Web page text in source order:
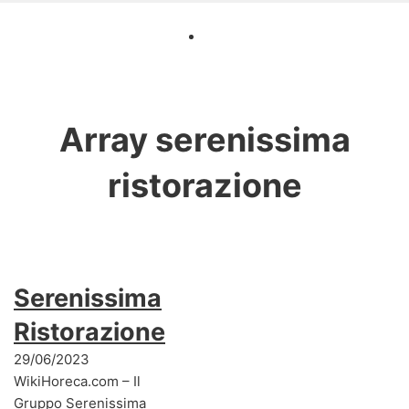
Array serenissima
ristorazione
Serenissima
Ristorazione
29/06/2023
WikiHoreca.com – Il
Gruppo Serenissima